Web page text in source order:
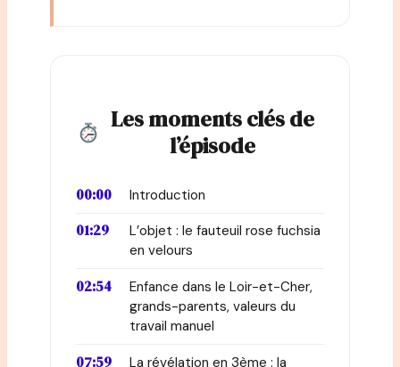
Les moments clés de
l’épisode
00:00 Introduction
01:29
L’objet : le fauteuil rose fuchsia
en velours
02:54
Enfance dans le Loir-et-Cher,
grands-parents, valeurs du
travail manuel
07:59 La révélation en 3ème : la